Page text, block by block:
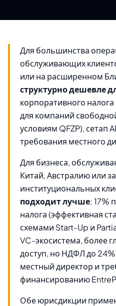
Для большинства
обслуживающих
или на расширенном
структурно дешевле
корпоративного
для компаний
условиям QFZP), сетап
требования местного
Для бизнеса,
Китай, Австралию или
институциональных
подходит лучше: 17%
налога (эффективная
схемами Start-Up и
VC-экосистема, более
доступ, но НДФЛ до
местный директор и
финансированию
Обе юрисдикции